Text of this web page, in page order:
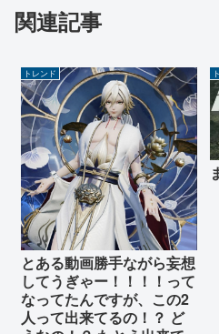
関連記事
トレンド
とある動画勝手ながら妄想
してうぎゃー！！！！って
なってたんですが、この2
人って出来てるの！？ ど